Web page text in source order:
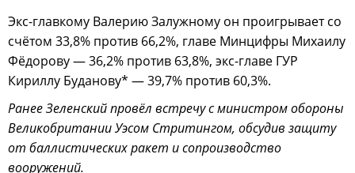
Экс-главкому Валерию Залужному он проигрывает со
счётом 33,8% против 66,2%, главе Минцифры Михаилу
Фёдорову — 36,2% против 63,8%, экс-главе ГУР
Кириллу Буданову* — 39,7% против 60,3%.
Ранее Зеленский провёл встречу с министром обороны
Великобритании Уэсом Стритингом, обсудив защиту
от баллистических ракет и сопроизводство
вооружений.